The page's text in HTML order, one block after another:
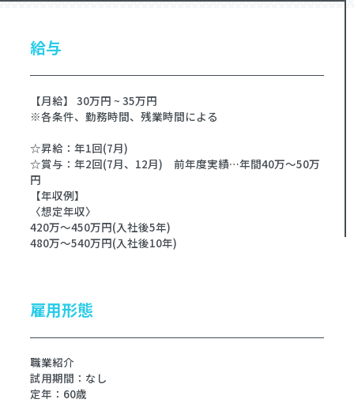
給与
【月給】 30万円 ~ 35万円
※各条件、勤務時間、残業時間による
☆昇給：年1回(7月)
☆賞与：年2回(7月、12月) 前年度実績…年間40万～50万
円
【年収例】
〈想定年収〉
420万～450万円(入社後5年)
480万～540万円(入社後10年)
雇用形態
職業紹介
試用期間：なし
定年：60歳